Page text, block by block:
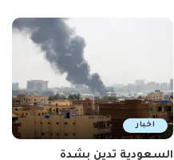
اخبار
السعودية تدين بشدة